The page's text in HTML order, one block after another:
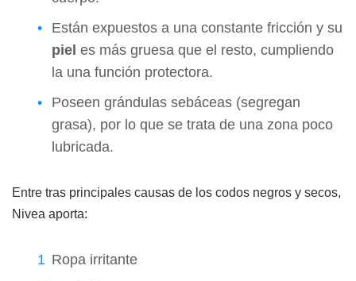
Están expuestos a una constante fricción y su
piel es más gruesa que el resto, cumpliendo
la una función protectora.
Poseen grándulas sebáceas (segregan
grasa), por lo que se trata de una zona poco
lubricada.
Entre tras principales causas de los codos negros y secos,
Nivea aporta:
Ropa irritante